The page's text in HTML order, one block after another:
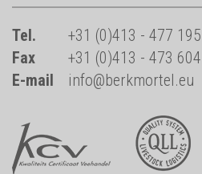
Tel.
+31 (0)413 - 477 195
Fax
+31 (0)413 - 473 604
E-mail
info@berkmortel.eu